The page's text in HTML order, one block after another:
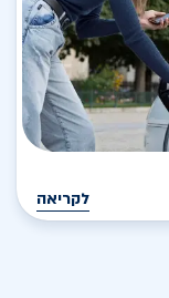
לקריאה